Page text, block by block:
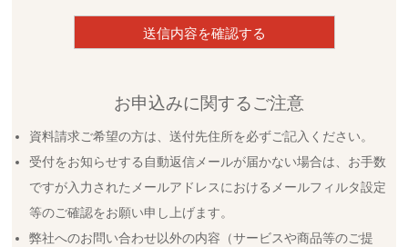
お申込みに関するご注意
資料請求ご希望の方は、送付先住所を必ずご記入ください。
受付をお知らせする自動返信メールが届かない場合は、お手数
ですが入力されたメールアドレスにおけるメールフィルタ設定
等のご確認をお願い申し上げます。
弊社へのお問い合わせ以外の内容（サービスや商品等のご提